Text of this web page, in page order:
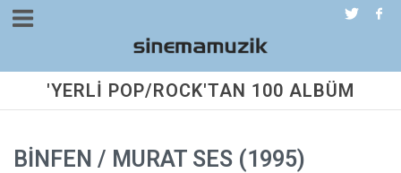
'YERLİ POP/ROCK'TAN 100 ALBÜM
BİNFEN / MURAT SES (1995)